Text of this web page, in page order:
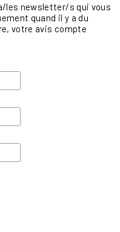
les newsletter/s qui vous
quand il y a du
votre avis compte